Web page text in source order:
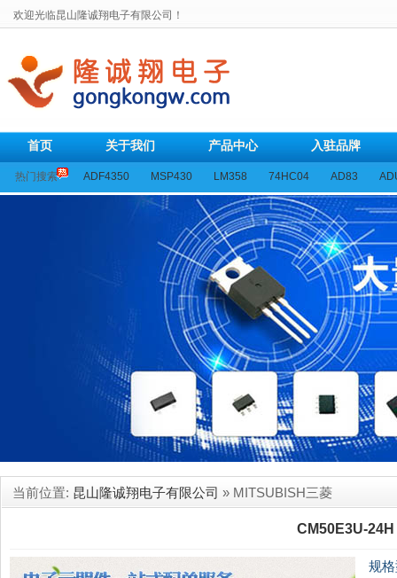
欢迎光临昆山隆诚翔电子有限公司！
首页 关于我们 产品中心 入驻品牌
热门搜索 ADF4350 MSP430 LM358 74HC04 AD83
当前位置: 昆山隆诚翔电子有限公司 » MITSUBISH三菱
CM50E3U-24H
规